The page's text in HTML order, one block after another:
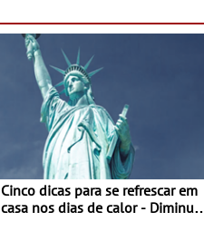
Cinco dicas para se refrescar em
casa nos dias de calor - Diminuir